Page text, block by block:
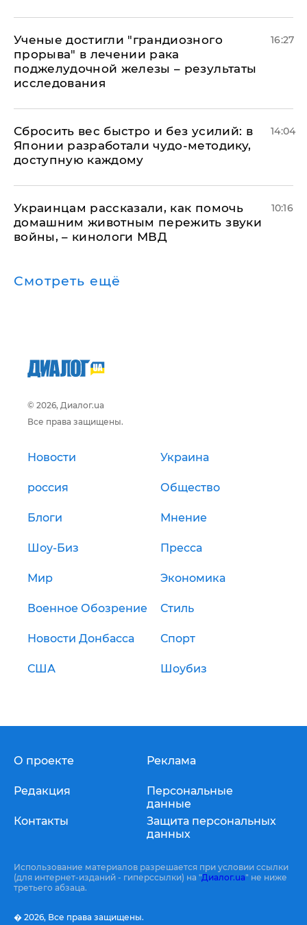
Ученые достигли "грандиозного
прорыва" в лечении рака
поджелудочной железы – результаты
исследования
16:27
Сбросить вес быстро и без усилий: в
Японии разработали чудо-методику,
доступную каждому
14:04
Украинцам рассказали, как помочь
домашним животным пережить звуки
войны, – кинологи МВД
10:16
Смотреть ещё
© 2026, Диалог.ua
Все права защищены.
Новости Украина
россия Общество
Блоги Мнение
Шоу-Биз Пресса
Мир Экономика
Военное Обозрение Стиль
Новости Донбасса Спорт
США Шоубиз
О проекте
Редакция
Контакты
Реклама
Персональные
данные
Защита персональных
данных
Использование материалов разрешается при условии ссылки
(для интернет-изданий - гиперссылки) на "Диалог.ua" не ниже
третьего абзаца.
� 2026, Все права защищены.